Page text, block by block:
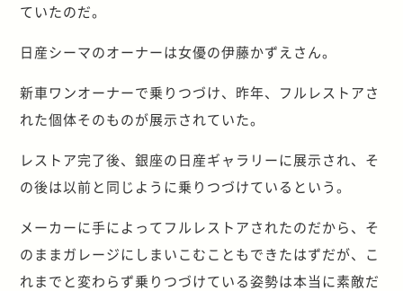
ていたのだ。
日産シーマのオーナーは女優の伊藤かずえさん。
新車ワンオーナーで乗りつづけ、昨年、フルレストアさ
れた個体そのものが展示されていた。
レストア完了後、銀座の日産ギャラリーに展示され、そ
の後は以前と同じように乗りつづけているという。
メーカーに手によってフルレストアされたのだから、そ
のままガレージにしまいこむこともできたはずだが、こ
れまでと変わらず乗りつづけている姿勢は本当に素敵だ